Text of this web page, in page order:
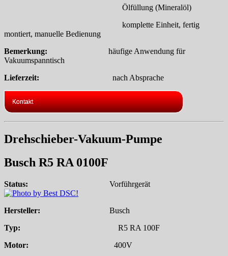
Ölfüllung (Mineralöl)
komplette Einheit, fertig
montiert, manuelle Bedienung
Bemerkung: häufige Anwendung für
Vakuumspanntisch
Lieferzeit: nach Absprache
Kontakt
Drehschieber-Vakuum-Pumpe
Busch R5 RA 0100F
Status: Vorführgerät
Hersteller: Busch
Typ: R5 RA 100F
Motor: 400V